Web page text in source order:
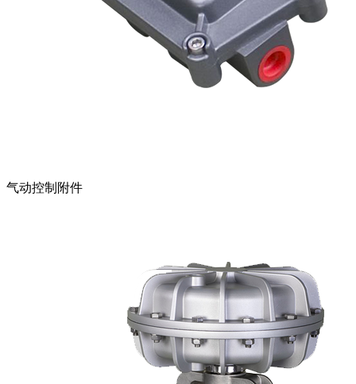
气动控制附件